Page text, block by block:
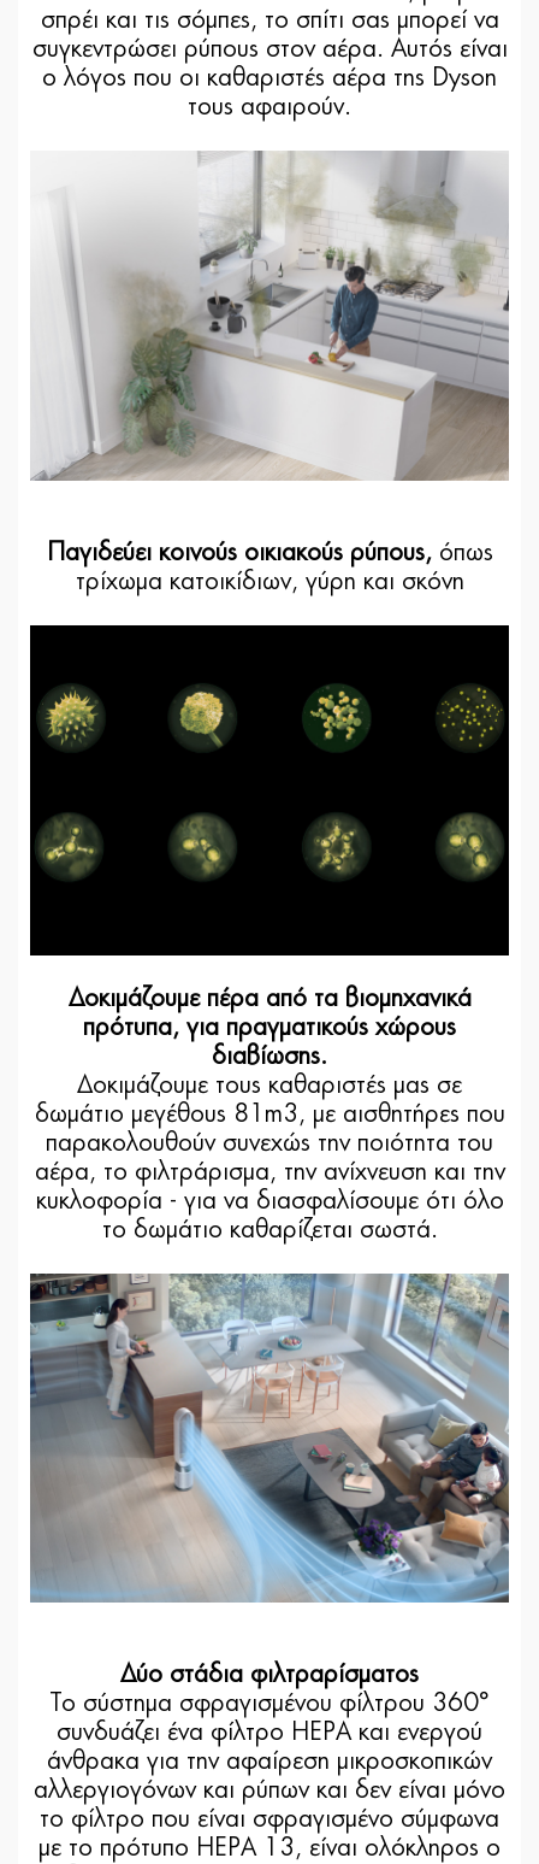
σπρέι και τις σόμπες, το σπίτι σας μπορεί να
συγκεντρώσει ρύπους στον αέρα. Αυτός είναι
ο λόγος που οι καθαριστές αέρα της Dyson
τους αφαιρούν.
Παγιδεύει κοινούς οικιακούς ρύπους, όπως
τρίχωμα κατοικίδιων, γύρη και σκόνη
Δοκιμάζουμε πέρα από τα βιομηχανικά
πρότυπα, για πραγματικούς χώρους
διαβίωσης.
Δοκιμάζουμε τους καθαριστές μας σε
δωμάτιο μεγέθους 81m3, με αισθητήρες που
παρακολουθούν συνεχώς την ποιότητα του
αέρα, το φιλτράρισμα, την ανίχνευση και την
κυκλοφορία - για να διασφαλίσουμε ότι όλο
το δωμάτιο καθαρίζεται σωστά.
Δύο στάδια φιλτραρίσματος
Το σύστημα σφραγισμένου φίλτρου 360°
συνδυάζει ένα φίλτρο HEPA και ενεργού
άνθρακα για την αφαίρεση μικροσκοπικών
αλλεργιογόνων και ρύπων και δεν είναι μόνο
το φίλτρο που είναι σφραγισμένο σύμφωνα
με το πρότυπο HEPA 13, είναι ολόκληρος ο